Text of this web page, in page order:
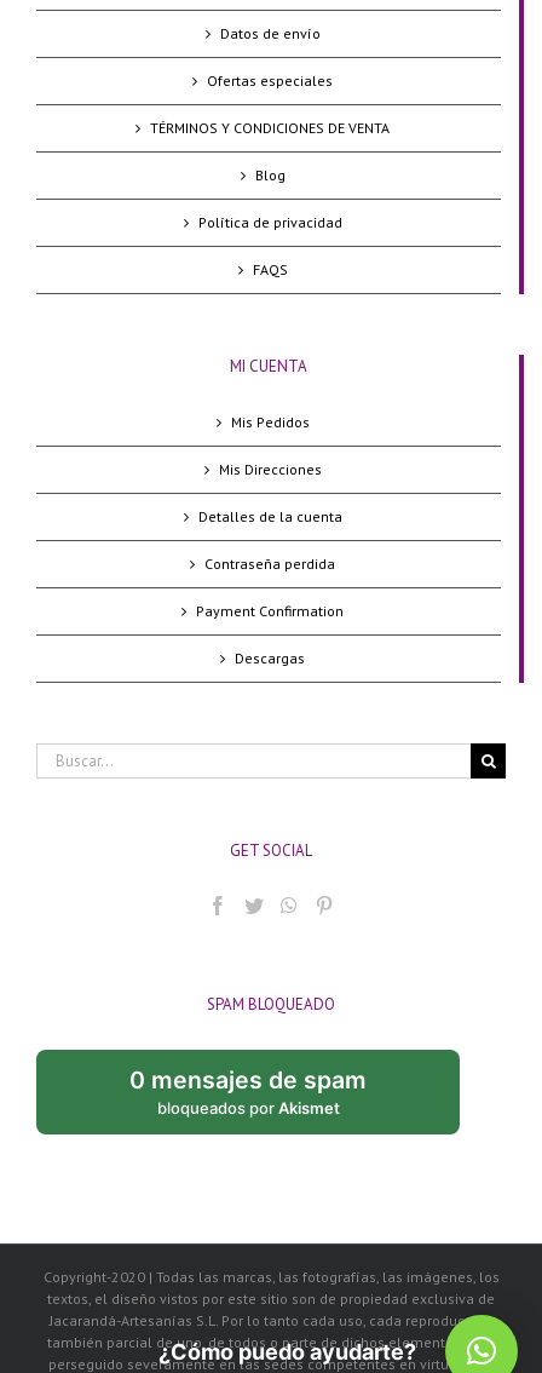
Datos de envío
Ofertas especiales
TÉRMINOS Y CONDICIONES DE VENTA
Blog
Política de privacidad
FAQS
MI CUENTA
Mis Pedidos
Mis Direcciones
Detalles de la cuenta
Contraseña perdida
Payment Confirmation
Descargas
Buscar:
GET SOCIAL
SPAM BLOQUEADO
0 mensajes de spam
bloqueados porAkismet
Copyright-2020 | Todas las marcas, las fotografías, las imágenes, los
textos, el diseño vistos por este sitio son de propiedad exclusiva de
Jacarandá-Artesanías S.L. Por lo tanto cada uso, cada reproducción
también parcial de uno, de todos o parte de dichos elementos, será
perseguido severamente en las sedes competentes en virtud de la
¿Cómo puedo ayudarte?